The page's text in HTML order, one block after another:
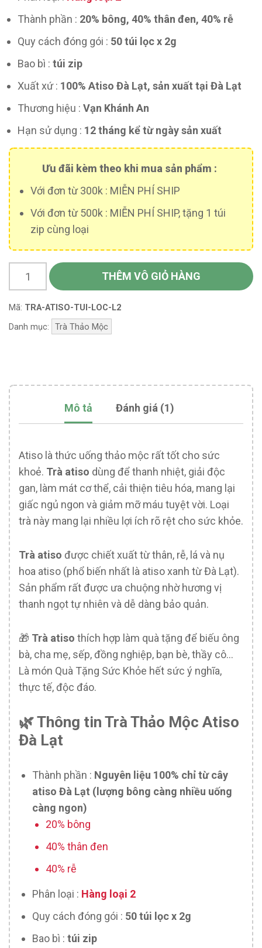
Thành phần : 20% bông, 40% thân đen, 40% rễ
Quy cách đóng gói : 50 túi lọc x 2g
Bao bì : túi zip
Xuất xứ : 100% Atiso Đà Lạt, sản xuất tại Đà Lạt
Thương hiệu : Vạn Khánh An
Hạn sử dụng : 12 tháng kể từ ngày sản xuất
Ưu đãi kèm theo khi mua sản phẩm :
Với đơn từ 300k : MIỄN PHÍ SHIP
Với đơn từ 500k : MIỄN PHÍ SHIP, tặng 1 túi
zip cùng loại
THÊM VÔ GIỎ HÀNG
Mã: TRA-ATISO-TUI-LOC-L2
Danh mục:
Trà Thảo Mộc
Mô tả Đánh giá (1)
Atiso là thức uống thảo mộc rất tốt cho sức
khoẻ. Trà atiso dùng để thanh nhiệt, giải độc
gan, làm mát cơ thể, cải thiện tiêu hóa, mang lại
giấc ngủ ngon và giảm mỡ máu tuyệt vời. Loại
trà này mang lại nhiều lợi ích rõ rệt cho sức khỏe.
Trà atiso được chiết xuất từ thân, rễ, lá và nụ
hoa atiso (phổ biến nhất là atiso xanh từ Đà Lạt).
Sản phẩm rất được ưa chuộng nhờ hương vị
thanh ngọt tự nhiên và dễ dàng bảo quản.
🎁 Trà atiso thích hợp làm quà tặng để biếu ông
bà, cha mẹ, sếp, đồng nghiệp, bạn bè, thầy cô…
Là món Quà Tặng Sức Khỏe hết sức ý nghĩa,
thực tế, độc đáo.
🌿 Thông tin Trà Thảo Mộc Atiso
Đà Lạt
Thành phần : Nguyên liệu 100% chỉ từ cây
atiso Đà Lạt (lượng bông càng nhiều uống
càng ngon)
20% bông
40% thân đen
40% rễ
Phân loại : Hàng loại 2
Quy cách đóng gói : 50 túi lọc x 2g
Bao bì : túi zip